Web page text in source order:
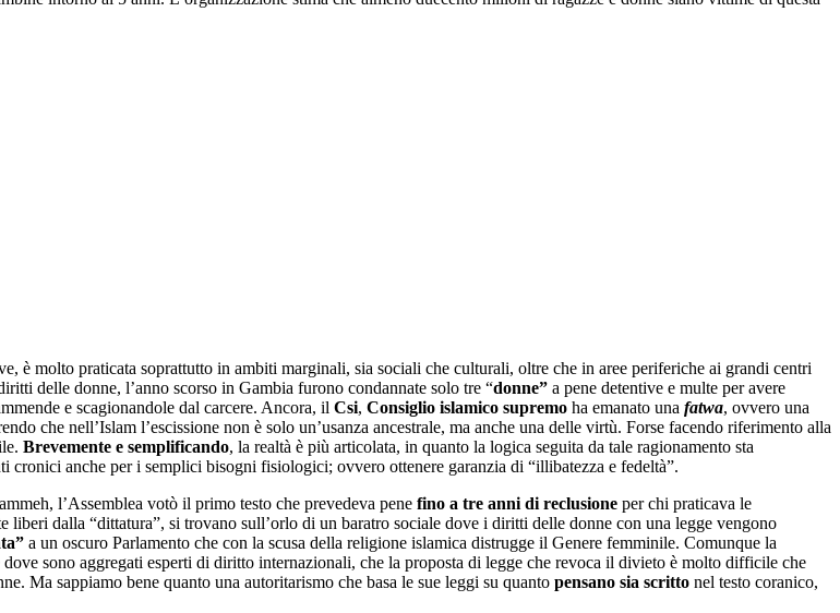
è molto praticata soprattutto in ambiti marginali, sia sociali che culturali, oltre che in aree periferiche ai grandi centri
delle donne, l’anno scorso in Gambia furono condannate solo tre “donne” a pene detentive e multe per avere
e scagionandole dal carcere. Ancora, il Csi, Consiglio islamico supremo ha emanato una fatwa, ovvero una
che nell’Islam l’escissione non è solo un’usanza ancestrale, ma anche una delle virtù. Forse facendo riferimento alla
Brevemente e semplificando, la realtà è più articolata, in quanto la logica seguita da tale ragionamento sta
anche per i semplici bisogni fisiologici; ovvero ottenere garanzia di “illibatezza e fedeltà”.
l’Assemblea votò il primo testo che prevedeva pene fino a tre anni di reclusione per chi praticava le
dalla “dittatura”, si trovano sull’orlo di un baratro sociale dove i diritti delle donne con una legge vengono
a un oscuro Parlamento che con la scusa della religione islamica distrugge il Genere femminile. Comunque la
dove sono aggregati esperti di diritto internazionali, che la proposta di legge che revoca il divieto è molto difficile che
Ma sappiamo bene quanto una autoritarismo che basa le sue leggi su quanto pensano sia scritto nel testo coranico,